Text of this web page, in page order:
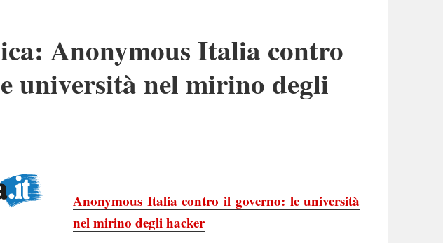
Anonymous Italia contro
università nel mirino degli
Anonymous Italia contro il governo: le università
nel mirino degli hacker